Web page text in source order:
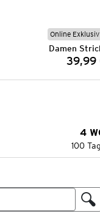
Online Exklusiv
Damen
39,99
4
100